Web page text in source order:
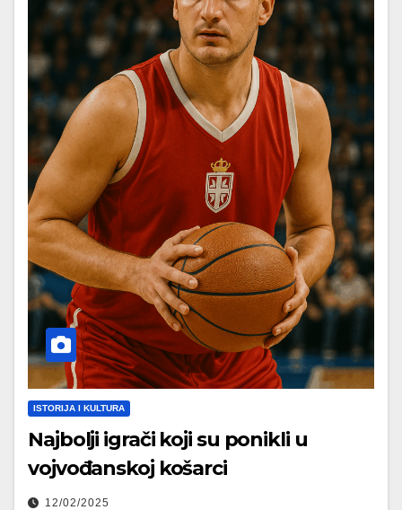
ISTORIJA I KULTURA
Najbolji igrači koji su ponikli u
vojvođanskoj košarci
12/02/2025